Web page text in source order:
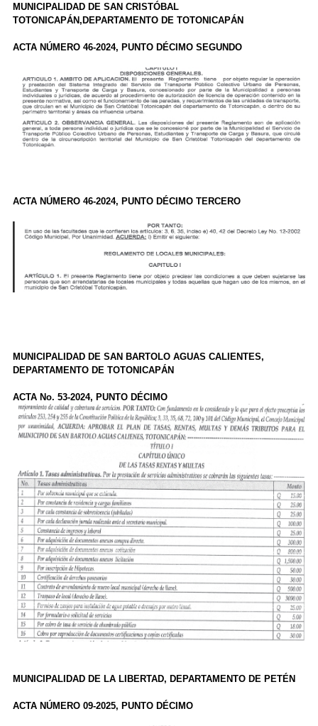
MUNICIPALIDAD DE SAN CRISTÓBAL
TOTONICAPÁN,DEPARTAMENTO DE TOTONICAPÁN
ACTA NÚMERO 46-2024, PUNTO DÉCIMO SEGUNDO
ACTA NÚMERO 46-2024, PUNTO DÉCIMO TERCERO
MUNICIPALIDAD DE SAN BARTOLO AGUAS CALIENTES,
DEPARTAMENTO DE TOTONICAPÁN
ACTA No. 53-2024, PUNTO DÉCIMO
MUNICIPALIDAD DE LA LIBERTAD, DEPARTAMENTO DE PETÉN
ACTA NÚMERO 09-2025, PUNTO DÉCIMO